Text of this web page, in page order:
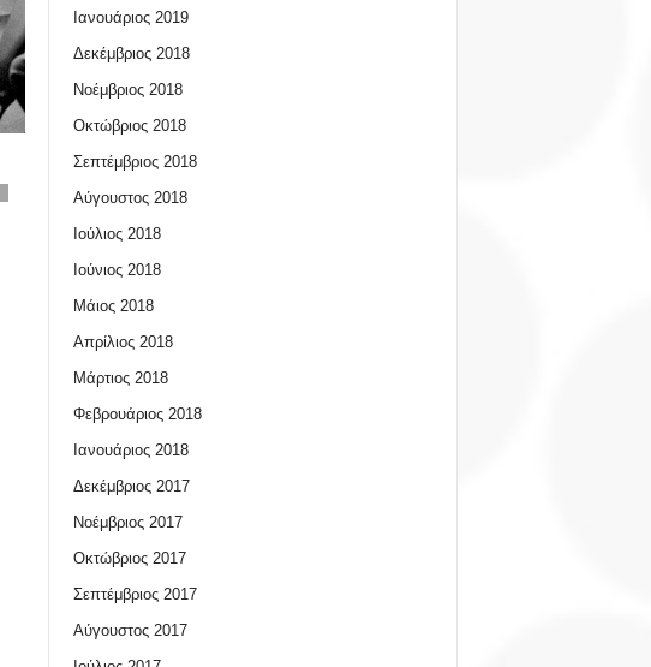
Ιανουάριος 2019
Δεκέμβριος 2018
Νοέμβριος 2018
Οκτώβριος 2018
Σεπτέμβριος 2018
Αύγουστος 2018
Ιούλιος 2018
Ιούνιος 2018
Μάιος 2018
Απρίλιος 2018
Μάρτιος 2018
Φεβρουάριος 2018
Ιανουάριος 2018
Δεκέμβριος 2017
Νοέμβριος 2017
Οκτώβριος 2017
Σεπτέμβριος 2017
Αύγουστος 2017